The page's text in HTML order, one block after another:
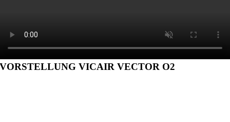
VORSTELLUNG VICAIR VECTOR O2